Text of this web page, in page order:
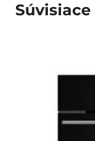
Súvisiace